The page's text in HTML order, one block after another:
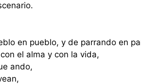
en pueblo, y de parrando en
el alma y con la vida,
ando,